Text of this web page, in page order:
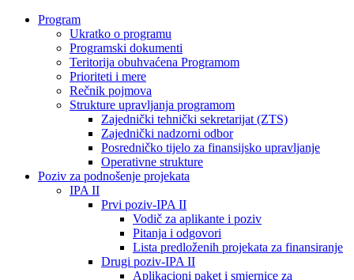
Program
Ukratko o programu
Programski dokumenti
Teritorija obuhvaćena Programom
Prioriteti i mere
Rečnik pojmova
Strukture upravljanja programom
Zajednički tehnički sekretarijat (ZTS)
Zajednički nadzorni odbor
Posredničko tijelo za finansijsko upravljanje
Operativne strukture
Poziv za podnošenje projekata
IPA II
Prvi poziv-IPA II
Vodič za aplikante i poziv
Pitanja i odgovori
Lista predloženih projekata za finansiranje
Drugi poziv-IPA II
Aplikacioni paket i smjernice za